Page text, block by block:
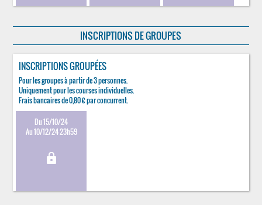
INSCRIPTIONS DE GROUPES
INSCRIPTIONS GROUPÉES
Pour les groupes à partir de 3 personnes.
Uniquement pour les courses individuelles.
Frais bancaires de 0,80 € par concurrent.
Du 15/10/24
Au 10/12/24 23h59
lock